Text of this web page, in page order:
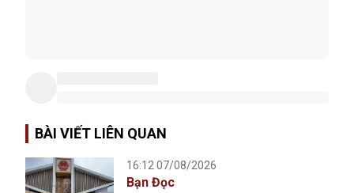
BÀI VIẾT LIÊN QUAN
16:12 07/08/2026
Bạn Đọc